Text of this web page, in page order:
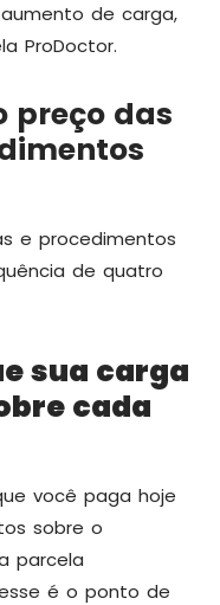
de carga,
ProDoctor.
preço das
e procedimentos
de quatro
sua carga
cada
você paga hoje
sobre o
parcela
é o ponto de